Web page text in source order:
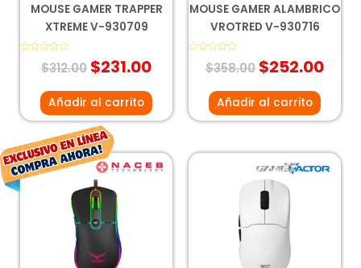
MOUSE GAMER TRAPPER
XTREME V-930709
Valorado
$312.00 $231.00
Añadir al carrito
MOUSE GAMER ALAMBRICO
VROTRED V-930716
Valorado
$358.00 $252.00
Añadir al carrito
El
precio
original
era:
$212.00.
El